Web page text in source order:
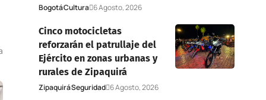
BogotáCultura 6 Agosto, 2026
Cinco motocicletas
reforzarán el patrullaje del
Ejército en zonas urbanas y
rurales de Zipaquirá
ZipaquiráSeguridad 6 Agosto, 2026